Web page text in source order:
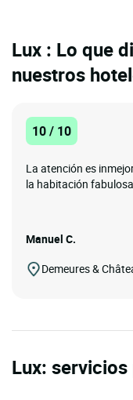
Lux : Lo que
nuestros
10 / 10
La atención es
la habitación
Manuel C.
Demeures &
Lux: